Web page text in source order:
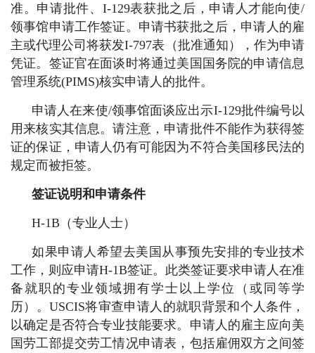
准。申请批件、I-129表获批之后，申请人才能向使/
领事馆申请工作签证。申请书获批之后，申请人的雇
主或代理公司将获发I-797表（批准通知），作为申请
凭证。签证官在面谈时将通过美国国务院的申请信息
管理系统(PIMS)核实申请人的批件。
申请人在来使/领事馆面谈应出示I-129批件编号以
用来核实其信息。请注意，申请批件不能作为获得签
证的保证，申请人仍有可能因为不符合美国移民法的
规定而被拒签。
签证说明和申请条件
H-1B（专业人士）
如果申请人希望去美国从事预先安排的专业技术
工作，则应申请H-1B签证。此类签证要求申请人在准
备就职的专业领域拥有学士以上学位（或同等学
历）。USCIS将审查申请人的就职背景和个人条件，
以确定是否符合专业技能要求。申请人的雇主应向美
国劳工部提交劳工情况申请表，包括雇佣双方之间签